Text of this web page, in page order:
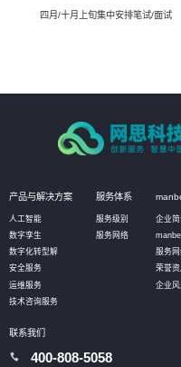
四月/十月上旬集中安排笔试/面试
产品与解决方案
人工智能
数字孪生
数字化转型解
安全服务
运维服务
技术咨询服务
服务体系
服务级别
服务网络
企业简
服务网
荣誉资
企业风
联系我们
400-808-5058